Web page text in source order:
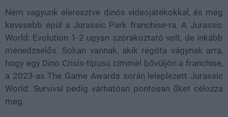
Nem vagyunk eleresztve dinós videojátékokkal, és még
kevesebb épül a Jurassic Park franchise-ra. A Jurassic
World: Evolution 1-2 ugyan szórakoztató volt, de inkább
menedzselős. Sokan vannak, akik régóta vágynak arra,
hogy egy Dino Crisis-típusú címmel bővüljön a franchise,
a 2023-as The Game Awards során leleplezett Jurassic
World: Survival pedig várhatóan pontosan őket célozza
meg.